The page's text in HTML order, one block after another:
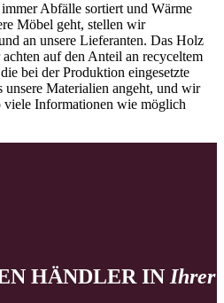
Abfälle sortiert und Wärme
Möbel geht, stellen wir
an unsere Lieferanten. Das Holz
auf den Anteil an recyceltem
bei der Produktion eingesetzte
Materialien angeht, und wir
viele Informationen wie möglich
HÄNDLER IN Ihrer